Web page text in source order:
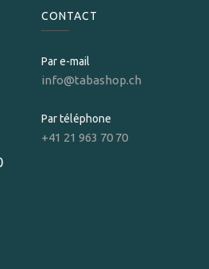
CONTACT
Par e-mail
info@tabashop.ch
Par téléphone
+41 21 963 70 70